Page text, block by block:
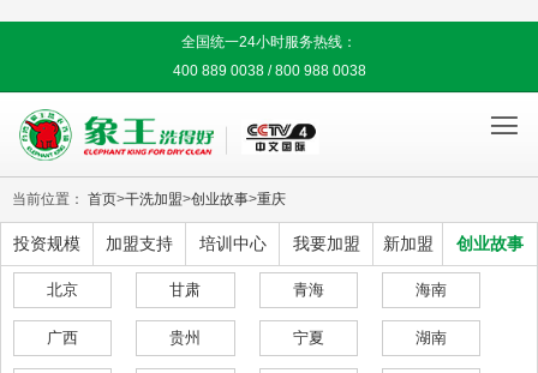
全国统一24小时服务热线：
400 889 0038 / 800 988 0038

当前位置： 首页>干洗加盟>创业故事>重庆
投资规模 加盟支持 培训中心 我要加盟 新加盟 创业故事
北京 甘肃 青海 海南
广西 贵州 宁夏 湖南